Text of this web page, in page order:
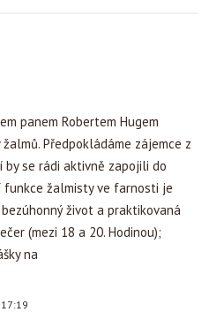
panem Robertem Hugem
Předpokládáme zájemce z
se rádi aktivně zapojili do
funkce žalmisty ve farnosti je
život a praktikovaná
(mezi 18 a 20. Hodinou);
na